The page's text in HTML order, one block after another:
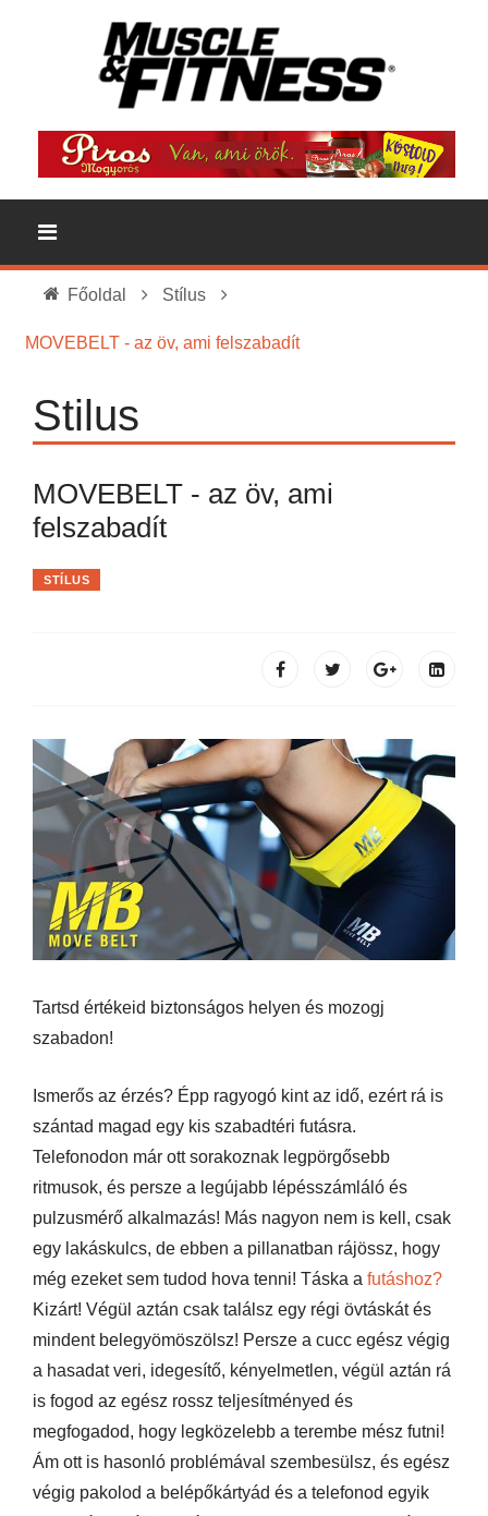
Főoldal Stílus
MOVEBELT - az öv, ami felszabadít
Stilus
MOVEBELT - az öv, ami
felszabadít
STÍLUS
Tartsd értékeid biztonságos helyen és mozogj
szabadon!
Ismerős az érzés? Épp ragyogó kint az idő, ezért rá is
szántad magad egy kis szabadtéri futásra.
Telefonodon már ott sorakoznak legpörgősebb
ritmusok, és persze a legújabb lépésszámláló és
pulzusmérő alkalmazás! Más nagyon nem is kell, csak
egy lakáskulcs, de ebben a pillanatban rájössz, hogy
még ezeket sem tudod hova tenni! Táska a futáshoz?
Kizárt! Végül aztán csak találsz egy régi övtáskát és
mindent belegyömöszölsz! Persze a cucc egész végig
a hasadat veri, idegesítő, kényelmetlen, végül aztán rá
is fogod az egész rossz teljesítményed és
megfogadod, hogy legközelebb a terembe mész futni!
Ám ott is hasonló problémával szembesülsz, és egész
végig pakolod a belépőkártyád és a telefonod egyik